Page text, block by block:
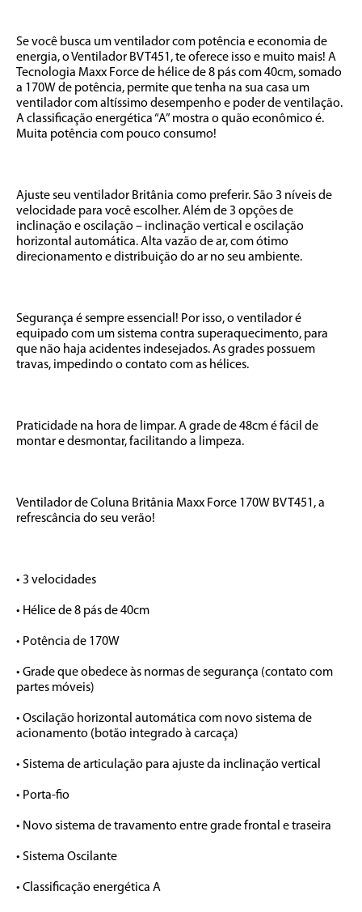
Se você busca um ventilador com potência e economia de
energia, o Ventilador BVT451, te oferece isso e muito mais! A
Tecnologia Maxx Force de hélice de 8 pás com 40cm, somado
a 170W de potência, permite que tenha na sua casa um
ventilador com altíssimo desempenho e poder de ventilação.
A classificação energética “A” mostra o quão econômico é.
Muita potência com pouco consumo!
Ajuste seu ventilador Britânia como preferir. São 3 níveis de
velocidade para você escolher. Além de 3 opções de
inclinação e oscilação – inclinação vertical e oscilação
horizontal automática. Alta vazão de ar, com ótimo
direcionamento e distribuição do ar no seu ambiente.
Segurança é sempre essencial! Por isso, o ventilador é
equipado com um sistema contra superaquecimento, para
que não haja acidentes indesejados. As grades possuem
travas, impedindo o contato com as hélices.
Praticidade na hora de limpar. A grade de 48cm é fácil de
montar e desmontar, facilitando a limpeza.
Ventilador de Coluna Britânia Maxx Force 170W BVT451, a
refrescância do seu verão!
• 3 velocidades
• Hélice de 8 pás de 40cm
• Potência de 170W
• Grade que obedece às normas de segurança (contato com
partes móveis)
• Oscilação horizontal automática com novo sistema de
acionamento (botão integrado à carcaça)
• Sistema de articulação para ajuste da inclinação vertical
• Porta-fio
• Novo sistema de travamento entre grade frontal e traseira
• Sistema Oscilante
• Classificação energética A